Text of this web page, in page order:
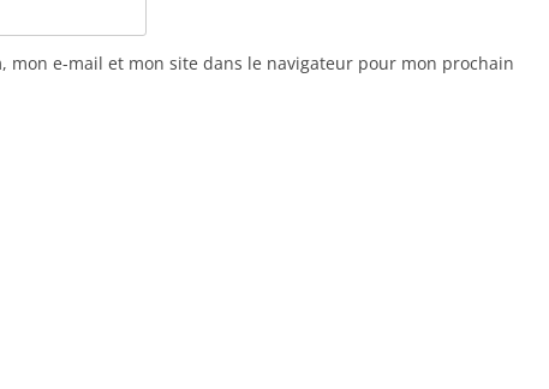
mon e-mail et mon site dans le navigateur pour mon prochain